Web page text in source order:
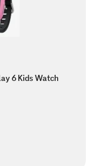
6 Kids Watch